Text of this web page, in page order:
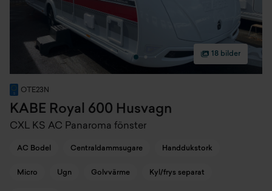
18 bilder
OTE23N
KABE Royal 600 Husvagn
CXL KS AC Panaroma fönster
AC Bodel Centraldammsugare Handdukstork
Micro Ugn Golvvärme Kyl/frys separat